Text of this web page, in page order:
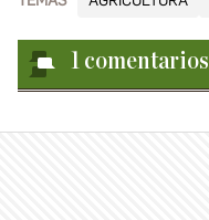
1 comentarios